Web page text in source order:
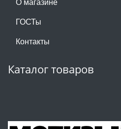
ГОСТы
Контакты
Каталог товаров